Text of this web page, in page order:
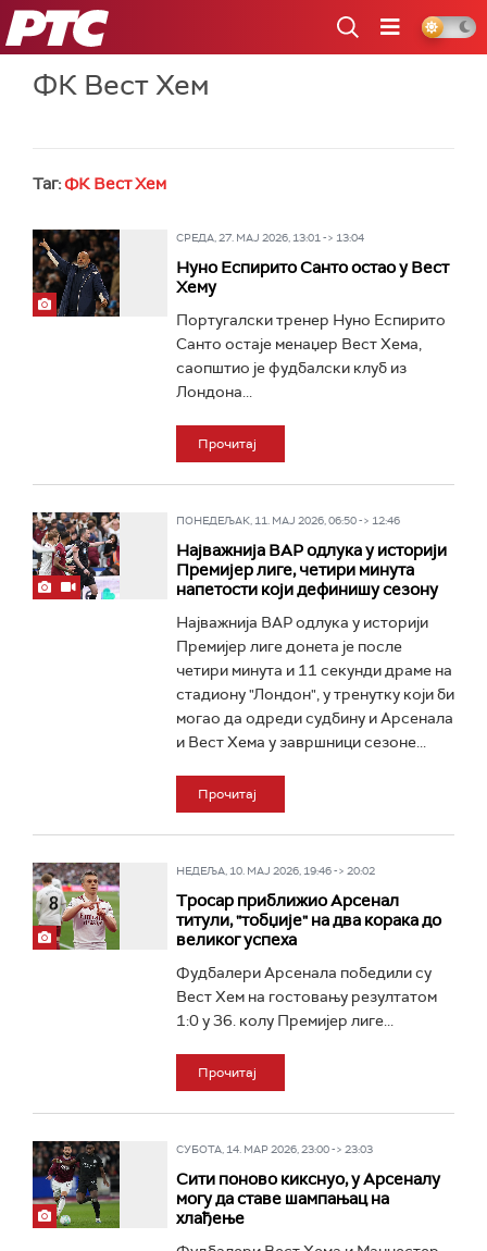
РТС
ФК Вест Хем
Таг:ФК Вест Хем
СРЕДА, 27. МАЈ 2026, 13:01 -> 13:04
Нуно Еспирито Санто остао у Вест
Хему
Португалски тренер Нуно Еспирито
Санто остаје менаџер Вест Хема,
саопштио је фудбалски клуб из
Лондона...
Прочитај
ПОНЕДЕЉАК, 11. МАЈ 2026, 06:50 -> 12:46
Најважнија ВАР одлука у историји
Премијер лиге, четири минута
напетости који дефинишу сезону
Најважнија ВАР одлука у историји
Премијер лиге донета је после
четири минута и 11 секунди драме на
стадиону "Лондон", у тренутку који би
могао да одреди судбину и Арсенала
и Вест Хема у завршници сезоне...
Прочитај
НЕДЕЉА, 10. МАЈ 2026, 19:46 -> 20:02
Тросар приближио Арсенал
титули, "тобџије" на два корака до
великог успеха
Фудбалери Арсенала победили су
Вест Хем на гостовању резултатом
1:0 у 36. колу Премијер лиге...
Прочитај
СУБОТА, 14. МАР 2026, 23:00 -> 23:03
Сити поново кикснуо, у Арсеналу
могу да ставе шампањац на
хлађење